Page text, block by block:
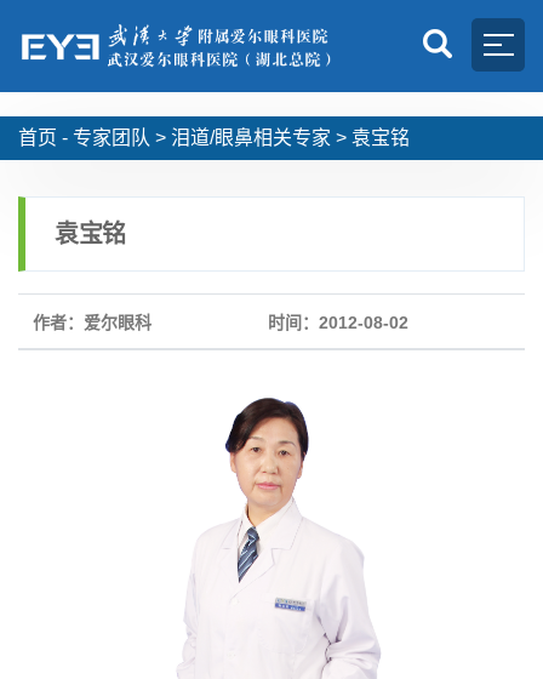
首页 - 专家团队 > 泪道/眼鼻相关专家 > 袁宝铭
袁宝铭
作者：爱尔眼科 时间：2012-08-02